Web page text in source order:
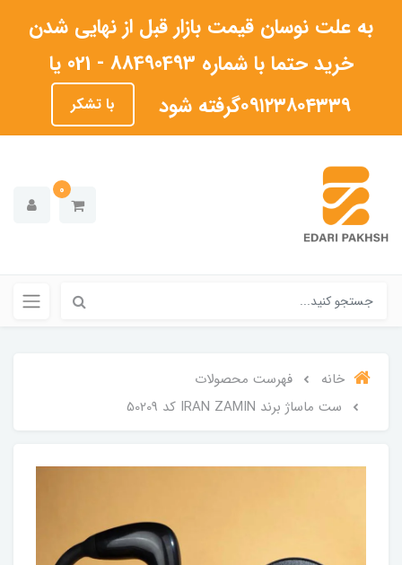
به علت نوسان قیمت بازار قبل از نهایی شدن
خرید حتما با شماره 88490493 - 021 یا
۰۹۱۲۳۸۰۴۳۳۹گرفته شود
با تشکر
0
خانه
فهرست محصولات
ست ماساژ برند IRAN ZAMIN کد 50209